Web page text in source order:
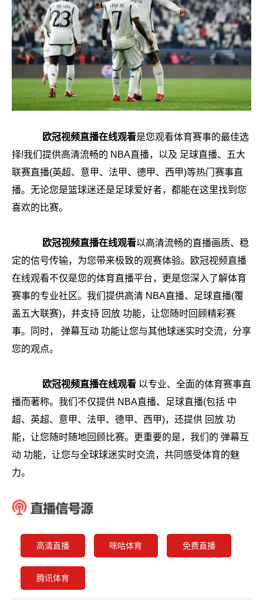
欧冠视频直播在线观看是您观看体育赛事的最佳选
择!我们提供高清流畅的 NBA直播，以及 足球直播、五大
联赛直播(英超、意甲、法甲、德甲、西甲)等热门赛事直
播。无论您是篮球迷还是足球爱好者，都能在这里找到您
喜欢的比赛。
欧冠视频直播在线观看以高清流畅的直播画质、稳
定的信号传输，为您带来极致的观赛体验。欧冠视频直播
在线观看不仅是您的体育直播平台，更是您深入了解体育
赛事的专业社区。我们提供高清 NBA直播、足球直播(覆
盖五大联赛)，并支持 回放 功能，让您随时回顾精彩赛
事。同时， 弹幕互动 功能让您与其他球迷实时交流，分享
您的观点。
欧冠视频直播在线观看 以专业、全面的体育赛事直
播而著称。我们不仅提供 NBA直播、足球直播(包括 中
超、英超、意甲、法甲、德甲、西甲)，还提供 回放 功
能，让您随时随地回顾比赛。更重要的是，我们的 弹幕互
动 功能，让您与全球球迷实时交流，共同感受体育的魅
力。
高清直播 咪咕体育 免费直播
腾讯体育